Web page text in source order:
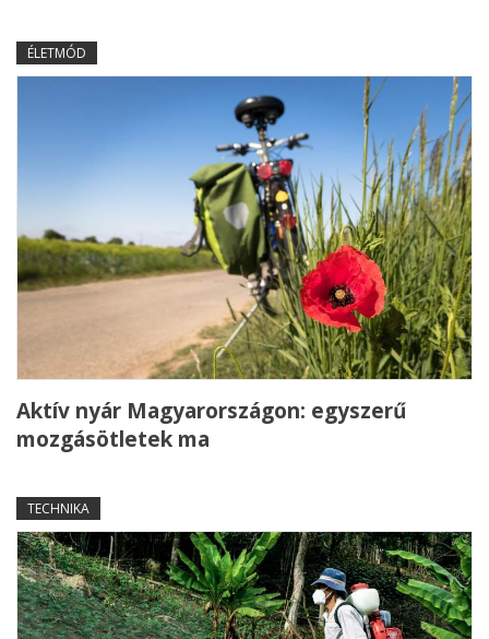
ÉLETMÓD
Aktív nyár Magyarországon: egyszerű
mozgásötletek ma
TECHNIKA